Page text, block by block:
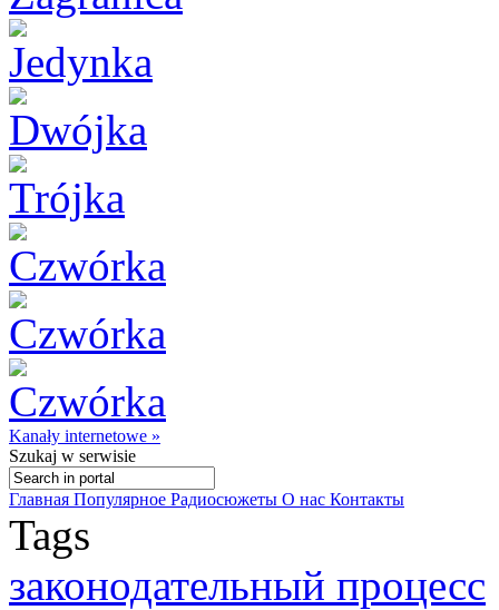
Kanały internetowe »
Szukaj w serwisie
Главная Популярное Радиосюжеты О нас Контакты
Tags
законодательный процесс